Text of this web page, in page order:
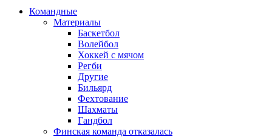
Командные
Материалы
Баскетбол
Волейбол
Хоккей с мячом
Регби
Другие
Бильярд
Фехтование
Шахматы
Гандбол
Финская команда отказалась